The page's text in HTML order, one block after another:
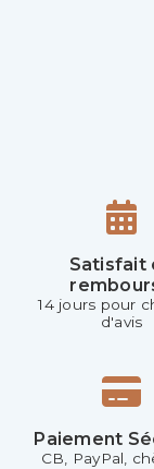
Satisfait
14 jours pour
d'avis
Paiement
CB, PayPal,